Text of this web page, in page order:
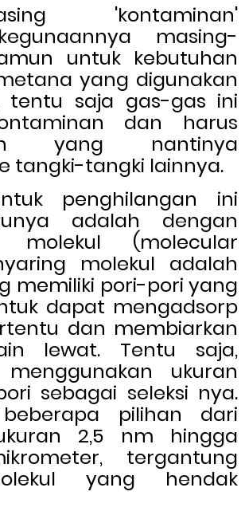
'kontaminan'
masing-
untuk kebutuhan
yang digunakan
tentu saja gas-gas ini
dan harus
yang nantinya
tangki-tangki lainnya.
penghilangan ini
adalah dengan
molekul (molecular
molekul adalah
memiliki pori-pori yang
dapat mengadsorp
dan membiarkan
lewat. Tentu saja,
ukuran
sebagai seleksi nya.
pilihan dari
2,5 nm hingga
tergantung
yang hendak